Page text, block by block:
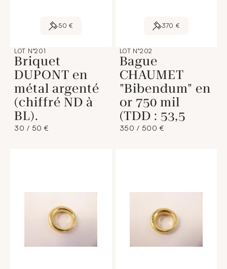
50 €
LOT N°201
Briquet
DUPONT en
métal argenté
(chiffré ND à
BL).
30 / 50 €
370 €
LOT N°202
Bague
CHAUMET
"Bibendum" en
or 750 mil
(TDD : 53,5
350 / 500 €